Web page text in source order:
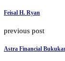
Feisal H. Ryan
previous post
Astra Financial